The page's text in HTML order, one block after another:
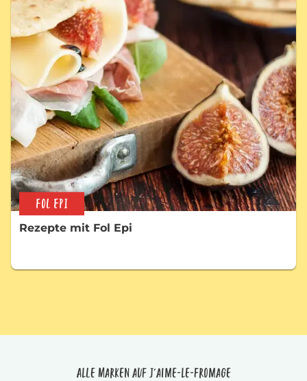
FOL EPI
Rezepte mit Fol Epi
Alle Marken auf J'aime-le-fromage